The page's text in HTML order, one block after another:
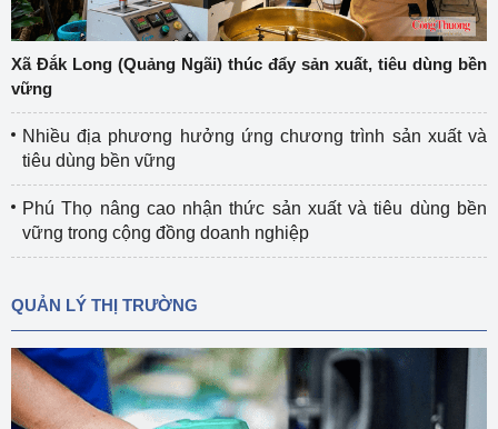
Xã Đắk Long (Quảng Ngãi) thúc đẩy sản xuất, tiêu dùng bền
vững
Nhiều địa phương hưởng ứng chương trình sản xuất và
tiêu dùng bền vững
Phú Thọ nâng cao nhận thức sản xuất và tiêu dùng bền
vững trong cộng đồng doanh nghiệp
QUẢN LÝ THỊ TRƯỜNG